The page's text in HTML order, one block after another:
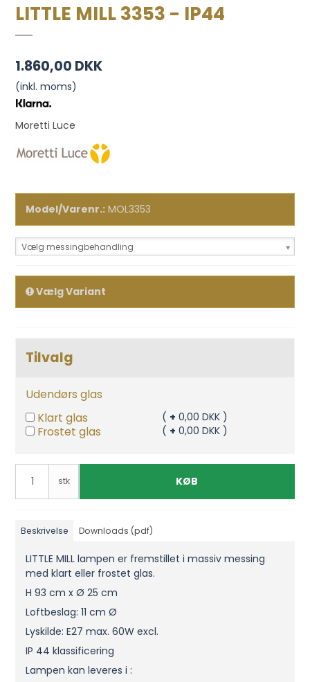
LITTLE MILL 3353 - IP44
1.860,00 DKK
(inkl. moms)
Moretti Luce
Model/Varenr.: MOL3353
Vælg messingbehandling
Vælg Variant
Tilvalg
Udendørs glas
Klart glas
( + 0,00 DKK )
Frostet glas ( + 0,00 DKK )
stk KØB
Beskrivelse Downloads (pdf)
LITTLE MILL lampen er fremstillet i massiv messing
med klart eller frostet glas.
H 93 cm x Ø 25 cm
Loftbeslag: 11 cm Ø
Lyskilde: E27 max. 60W excl.
IP 44 klassificering
Lampen kan leveres i :